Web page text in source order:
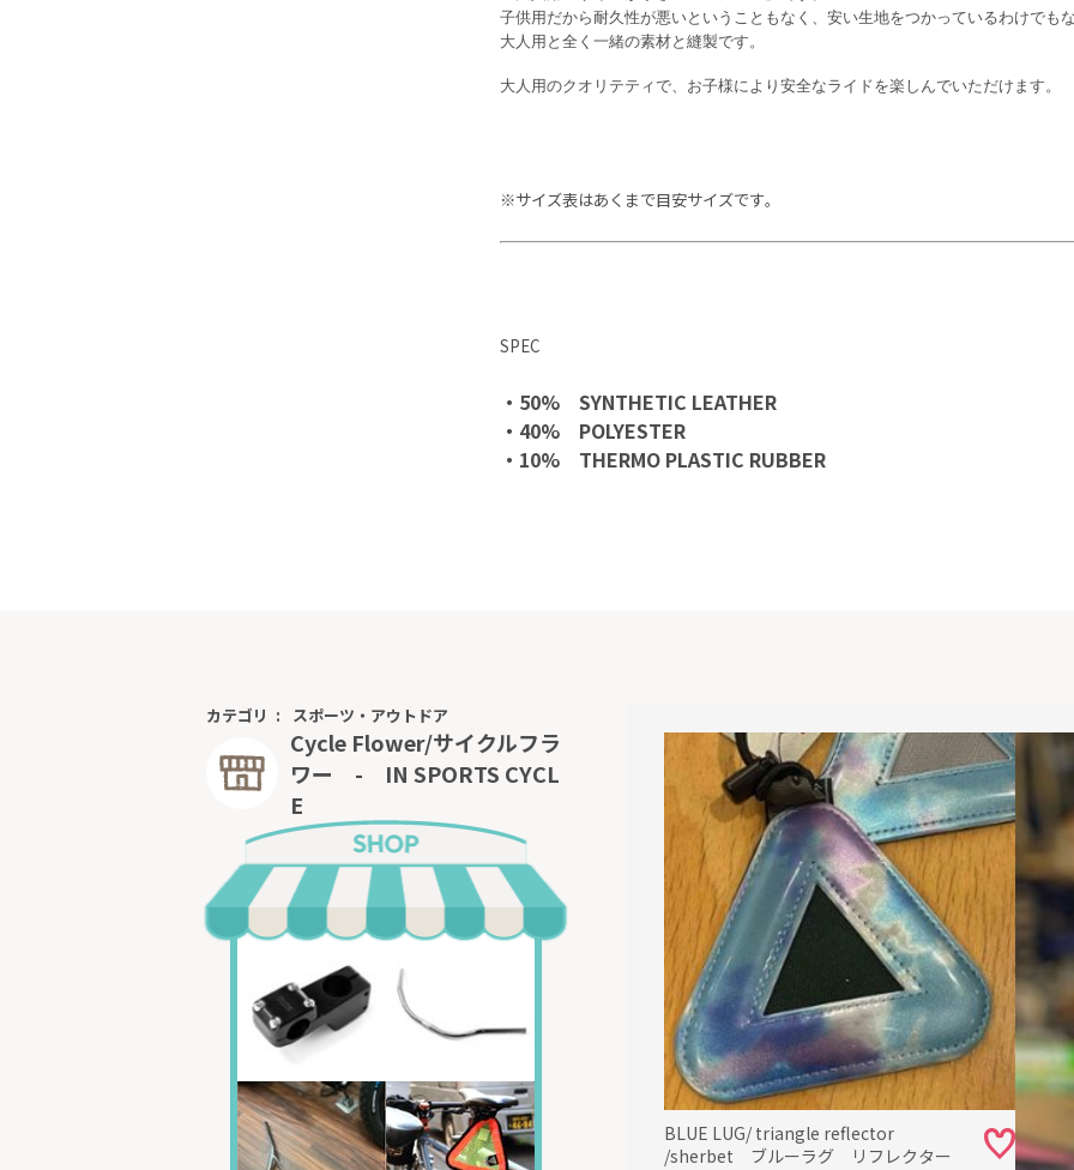
子供用だから耐久性が悪いということもなく、安い生地をつかっているわけでも
大人用と全く一緒の素材と縫製です。
大人用のクオリテティで、お子様により安全なライドを楽しんでいただけます。
※サイズ表はあくまで目安サイズです｡
SPEC
・50% SYNTHETIC LEATHER
・40% POLYESTER
・10% THERMO PLASTIC RUBBER
カテゴリ スポーツ・アウトドア
Cycle Flower/サイクルフラ
ワー - IN SPORTS CYCL
E
BLUE LUG/ triangle reflector
/sherbet ブルーラグ リフレクター